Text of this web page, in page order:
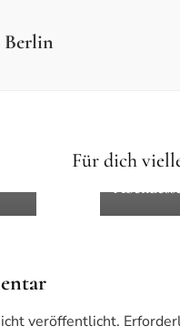
Berlin
Für dichKürbisse
veröffentlicht.